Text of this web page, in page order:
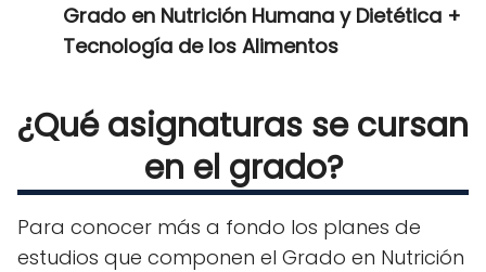
Grado en Nutrición Humana y Dietética +
Tecnología de los Alimentos
¿Qué asignaturas se cursan
en el grado?
Para conocer más a fondo los planes de
estudios que componen el Grado en Nutrición